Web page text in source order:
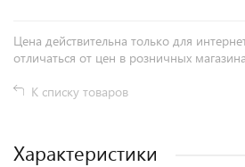
Цена действительна только для
отличаться от цен в розничных
К списку товаров
Характеристики